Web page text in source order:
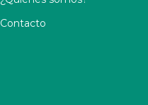
Contacto